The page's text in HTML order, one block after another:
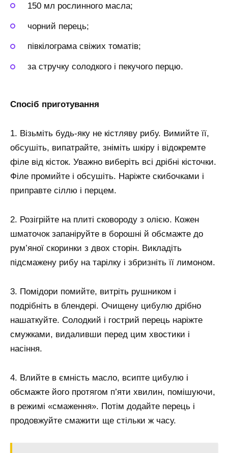
150 мл рослинного масла;
чорний перець;
півкілограма свіжих томатів;
за стручку солодкого і пекучого перцю.
Спосіб приготування
1. Візьміть будь-яку не кістляву рибу. Вимийте її,
обсушіть, випатрайте, зніміть шкіру і відокремте
філе від кісток. Уважно виберіть всі дрібні кісточки.
Філе промийте і обсушіть. Наріжте скибочками і
приправте сіллю і перцем.
2. Розігрійте на плиті сковороду з олією. Кожен
шматочок запаніруйте в борошні й обсмажте до
рум’яної скоринки з двох сторін. Викладіть
підсмажену рибу на тарілку і збризніть її лимоном.
3. Помідори помийте, витріть рушником і
подрібніть в блендері. Очищену цибулю дрібно
нашаткуйте. Солодкий і гострий перець наріжте
смужками, видаливши перед цим хвостики і
насіння.
4. Влийте в ємність масло, всипте цибулю і
обсмажте його протягом п’яти хвилин, помішуючи,
в режимі «смаження». Потім додайте перець і
продовжуйте смажити ще стільки ж часу.